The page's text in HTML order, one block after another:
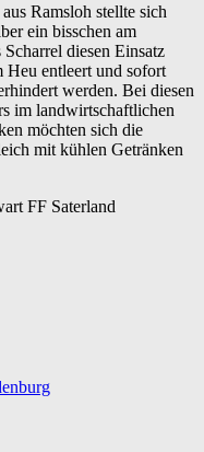
Ramsloh stellte sich
ein bisschen am
diesen Einsatz
Heu entleert und sofort
werden. Bei diesen
im landwirtschaftlichen
möchten sich die
mit kühlen Getränken
FF Saterland